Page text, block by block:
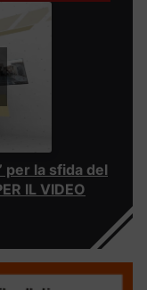
per la sfida del
IL VIDEO